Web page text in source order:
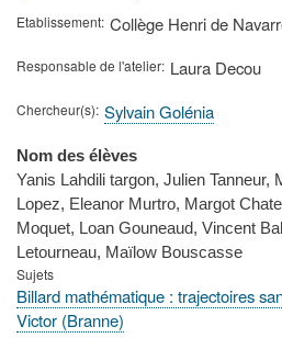
Etablissement Collège Henri de
Responsable de l'atelier Laura Decou
Chercheur(s) Sylvain Golénia
Nom des élèves
Yanis Lahdili targon, Julien Tanneur,
Lopez, Eleanor Murtro, Margot
Moquet, Loan Gouneaud, Vincent
Letourneau, Maïlow Bouscasse
Sujets
Billard mathématique : trajectoires
Victor (Branne)